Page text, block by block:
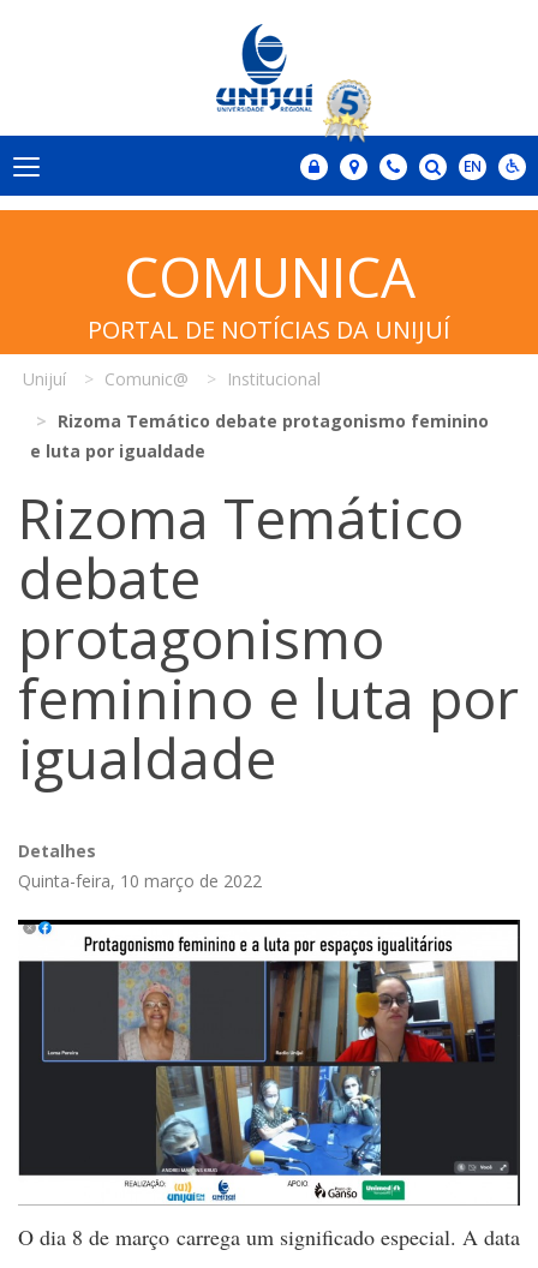
COMUNICA
PORTAL DE NOTÍCIAS DA UNIJUÍ
Unijuí Comunic@
Institucional
Rizoma Temático debate protagonismo feminino
e luta por igualdade
Rizoma Temático
debate
protagonismo
feminino e luta por
igualdade
Detalhes
Quinta-feira, 10 março de 2022
O dia 8 de março carrega um significado especial. A data